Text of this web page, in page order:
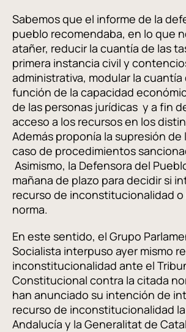
Sabemos que el informe de la
pueblo recomendaba, en lo que
atañer, reducir la cuantía de las
primera instancia civil y
administrativa, modular la cuantía
función de la capacidad
de las personas jurídicas y a fin
acceso a los recursos en los
Además proponía la supresión de
caso de procedimientos
Asimismo, la Defensora del
mañana de plazo para decidir si
recurso de inconstitucionalidad
norma.
En este sentido, el Grupo
Socialista interpuso ayer mismo
inconstitucionalidad ante el
Constitucional contra la citada
han anunciado su intención de
recurso de inconstitucionalidad
Andalucía y la Generalitat de